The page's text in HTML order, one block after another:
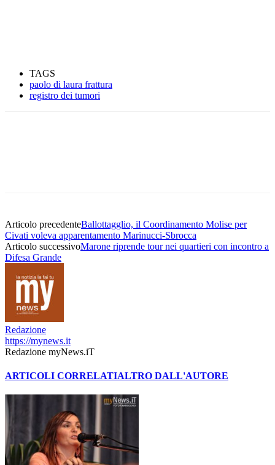
TAGS
paolo di laura frattura
registro dei tumori
Articolo precedenteBallottagglio, il Coordinamento Molise per
Civati voleva apparentamento Marinucci-Sbrocca
Articolo successivoMarone riprende tour nei quartieri con incontro a
Difesa Grande
Redazione
https://mynews.it
Redazione myNews.iT
ARTICOLI CORRELATIALTRO DALL'AUTORE